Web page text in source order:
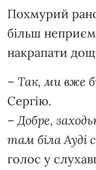
Похмурий
більш
накрапати
– Так, ми вже
Сергію.
–Добре,
там біла Ауді
голос у